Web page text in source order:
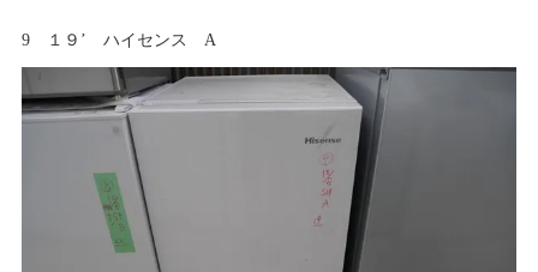
9 １９’ ハイセンス A